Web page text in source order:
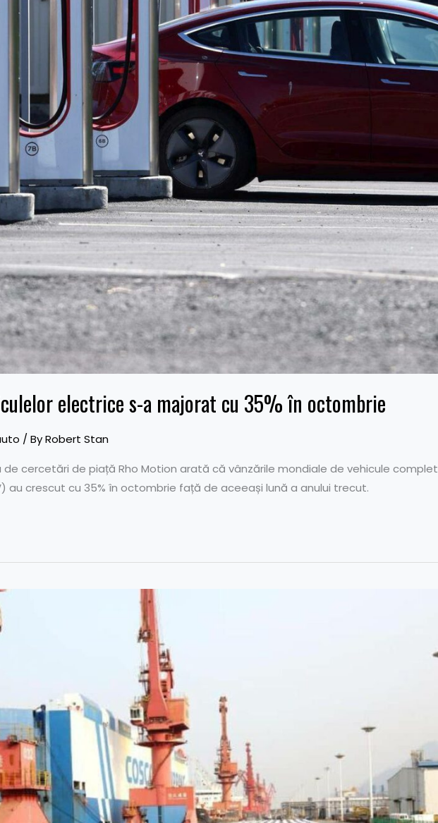
electrice s-a majorat cu 35% în octombrie
/ ByRobert Stan
cercetări de piață Rho Motion arată că vânzările mondiale de vehicule complet
au crescut cu 35% în octombrie față de aceeași lună a anului trecut.